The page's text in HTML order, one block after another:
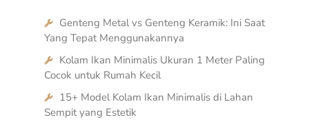
Genteng Metal vs Genteng Keramik: Ini Saat
Yang Tepat Menggunakannya
Kolam Ikan Minimalis Ukuran 1 Meter Paling
Cocok untuk Rumah Kecil
15+ Model Kolam Ikan Minimalis di Lahan
Sempit yang Estetik